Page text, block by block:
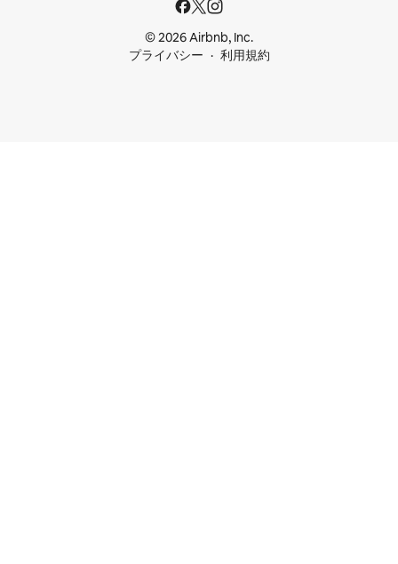
© 2026 Airbnb, Inc.
プライバシー
利用規約